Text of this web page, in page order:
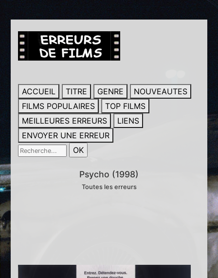
ACCUEIL TITRE GENRE
NOUVEAUTES
FILMS POPULAIRES
TOP FILMS
MEILLEURES ERREURS
LIENS
ENVOYER UNE ERREUR
Psycho (1998)
Toutes les erreurs